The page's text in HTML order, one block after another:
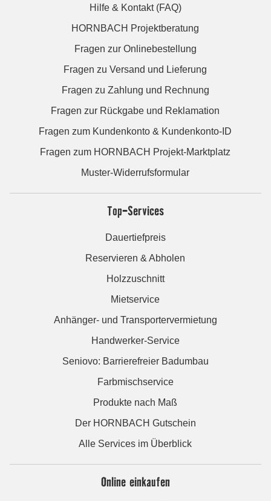
Hilfe & Kontakt (FAQ)
HORNBACH Projektberatung
Fragen zur Onlinebestellung
Fragen zu Versand und Lieferung
Fragen zu Zahlung und Rechnung
Fragen zur Rückgabe und Reklamation
Fragen zum Kundenkonto & Kundenkonto-ID
Fragen zum HORNBACH Projekt-Marktplatz
Muster-Widerrufsformular
Top-Services
Dauertiefpreis
Reservieren & Abholen
Holzzuschnitt
Mietservice
Anhänger- und Transportervermietung
Handwerker-Service
Seniovo: Barrierefreier Badumbau
Farbmischservice
Produkte nach Maß
Der HORNBACH Gutschein
Alle Services im Überblick
Online einkaufen